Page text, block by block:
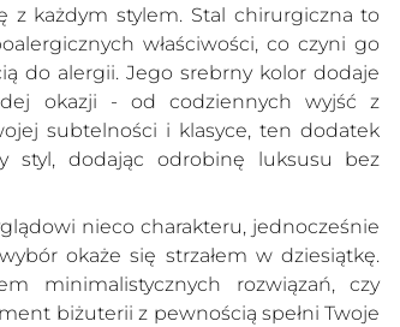
z każdym stylem. Stal chirurgiczna to
właściwości, co czyni go
do alergii. Jego srebrny kolor dodaje
okazji - od codziennych wyjść z
subtelności i klasyce, ten dodatek
styl, dodając odrobinę luksusu bez
nieco charakteru, jednocześnie
okaże się strzałem w dziesiątkę.
minimalistycznych rozwiązań, czy
biżuterii z pewnością spełni Twoje